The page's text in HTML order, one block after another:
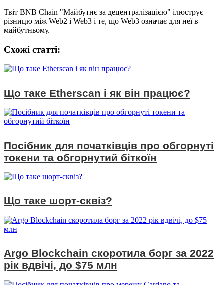
Твіт BNB Chain "Майбутнє за децентралізацією" ілюструє
різницю між Web2 і Web3 і те, що Web3 означає для неї в
майбутньому.
Схожі статтi:
Що таке Etherscan і як він працює?
Посібник для початківців про обгорнуті
токени та обгорнутий біткоїн
Що таке шорт-сквіз?
Argo Blockchain скоротила борг за 2022
рік вдвічі, до $75 млн